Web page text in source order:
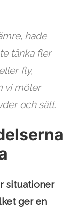
hade
tänka fler
fly,
vi möter
och sätt.
situationer
ger en